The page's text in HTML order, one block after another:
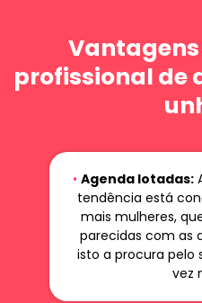
profissional de
• Agenda lotadas:
tendência está
mais mulheres,
parecidas com as
isto a procura pelo
vez